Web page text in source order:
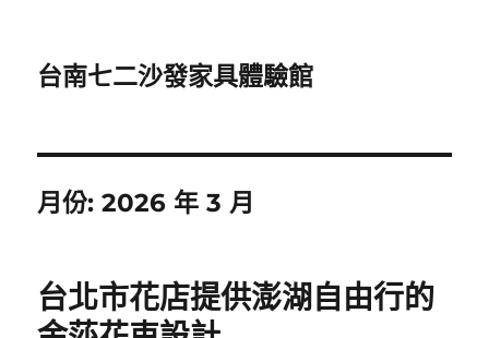
台南七二沙發家具體驗館
月份:2026 年 3 月
台北市花店提供澎湖自由行的